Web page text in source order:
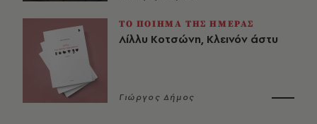
ΤΟ ΠΟΙΗΜΑ ΤΗΣ ΗΜΕΡΑΣ
Λίλλυ Κοτσώνη, Κλεινόν άστυ
Γιώργος Δήμος